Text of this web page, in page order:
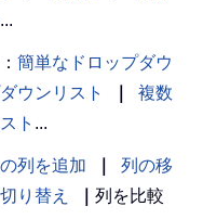
...
： 簡単なドロップダウ
ウンリスト
複数
ト ...
列を追加
列の移
り替え
列を比較